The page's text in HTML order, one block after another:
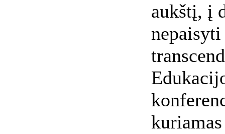
aukštį, į